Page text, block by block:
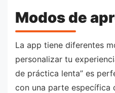
Modos de
La app tiene diferentes
personalizar tu
de práctica lenta” es
con una parte específica